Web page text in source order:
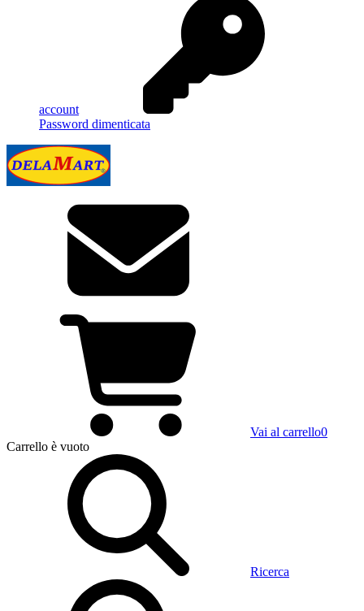
account
Password dimenticata
Vai al carrello0
Carrello è vuoto
Ricerca